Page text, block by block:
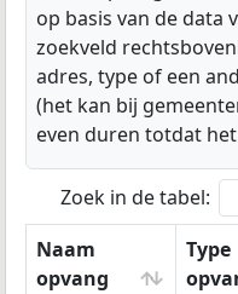
op basis van de data
zoekveld
adres, type of een
(het kan bij
even duren totdat
Zoek in de tabel:
Naam
opvang
Type